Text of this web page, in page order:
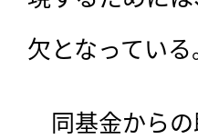
欠となっている
同基金からの